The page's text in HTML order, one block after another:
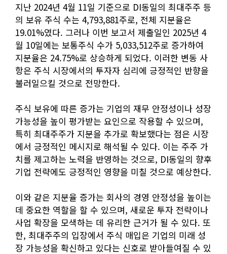
지난 2024년 4월 11일 기준으로 DI동일의 최대주주 등
의 보유 주식 수는 4,793,881주로, 전체 지분율은
19.01%였다. 그러나 이번 보고서 제출일인 2025년 4
월 10일에는 보통주식 수가 5,033,512주로 증가하여
지분율은 24.75%로 상승하게 되었다. 이러한 변동 사
항은 주식 시장에서의 투자자 심리에 긍정적인 반향을
불러일으킬 것으로 전망한다.
주식 보유에 따른 증가는 기업의 재무 안정성이나 성장
가능성을 높이 평가받는 요인으로 작용할 수 있으며,
특히 최대주주가 지분을 추가로 확보했다는 점은 시장
에서 긍정적인 메시지로 해석될 수 있다. 이는 주주 가
치를 제고하는 노력을 반영하는 것으로, DI동일의 향후
기업 전략에도 긍정적인 영향을 미칠 것으로 예상한다.
이와 같은 지분율 증가는 회사의 경영 안정성을 높이는
데 중요한 역할을 할 수 있으며, 새로운 투자 전략이나
사업 확장을 모색하는 데 유리한 근거가 될 수 있다. 또
한, 최대주주의 입장에서 주식 매입은 기업의 미래 성
장 가능성을 확신하고 있다는 신호로 받아들여질 수 있